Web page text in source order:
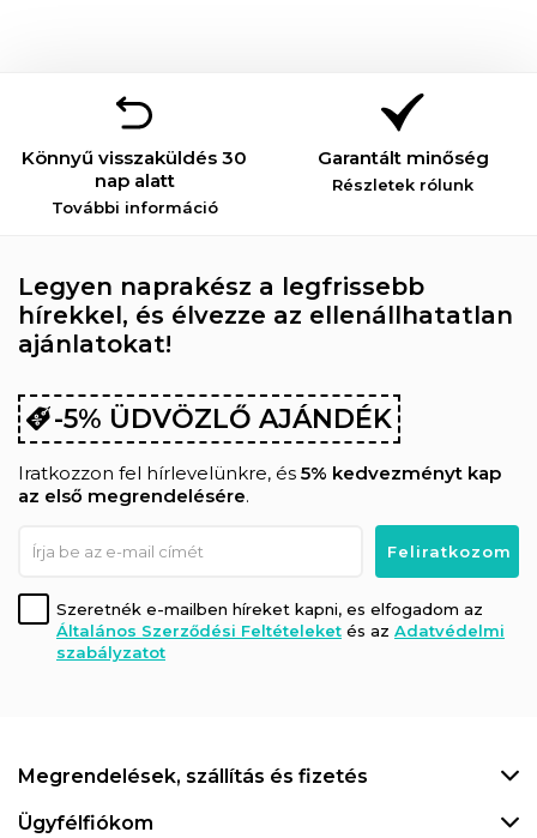
Könnyű visszaküldés 30
nap alatt
További információ
Garantált minőség
Részletek rólunk
Legyen naprakész a legfrissebb
hírekkel, és élvezze az ellenállhatatlan
ajánlatokat!
-5% ÜDVÖZLŐ AJÁNDÉK
Iratkozzon fel hírlevelünkre, és 5% kedvezményt kap
az első megrendelésére.
Szeretnék e-mailben híreket kapni, es elfogadom az
Általános Szerződési Feltételeket és az Adatvédelmi
szabályzatot
Megrendelések, szállítás és fizetés
Ügyfélfiókom